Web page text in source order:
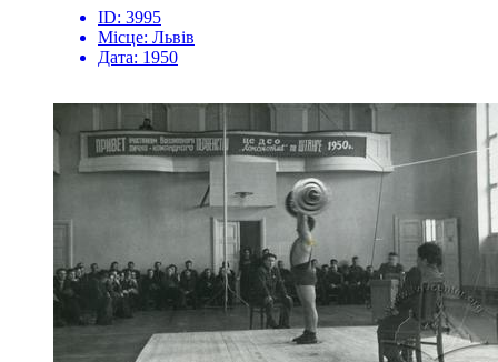
ID: 3995
Місце: Львів
Дата: 1950